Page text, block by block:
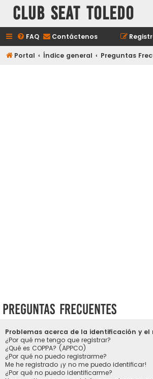
Club Seat Toledo
FAQ Contáctenos
Portal Índice general Preguntas
Preguntas Frecuentes
Problemas acerca de la identificación y el
¿Por qué me tengo que registrar?
¿Qué es COPPA? (APPCO)
¿Por qué no puedo registrarme?
Me he registrado ¡y no me puedo identificar!
¿Por qué no puedo identificarme?